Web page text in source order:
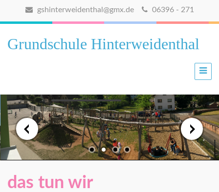
gshinterweidenthal@gmx.de 06396 - 271
Grundschule Hinterweidenthal
das tun wir